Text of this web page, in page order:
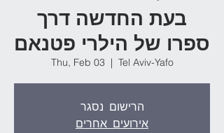
בעת החדשה דרך
ספרו של הילרי פטנאם
Thu, Feb 03
  |
Tel Aviv-Yafo
הרישום נסגר
אירועים אחרים